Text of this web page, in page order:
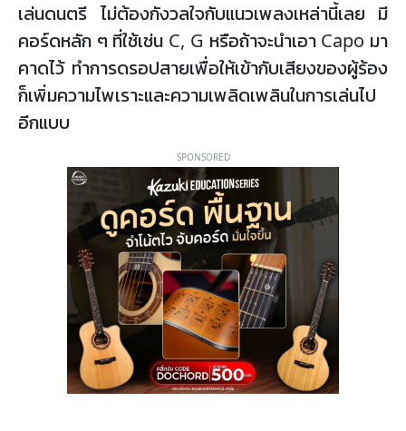
เล่นดนตรี ไม่ต้องกังวลใจกับแนวเพลงเหล่านี้เลย มี
คอร์ดหลัก ๆ ที่ใช้เช่น C, G หรือถ้าจะนำเอา Capo มา
คาดไว้ ทำการดรอปสายเพื่อให้เข้ากับเสียงของผู้ร้อง
ก็เพิ่มความไพเราะและความเพลิดเพลินในการเล่นไป
อีกแบบ
SPONSORED